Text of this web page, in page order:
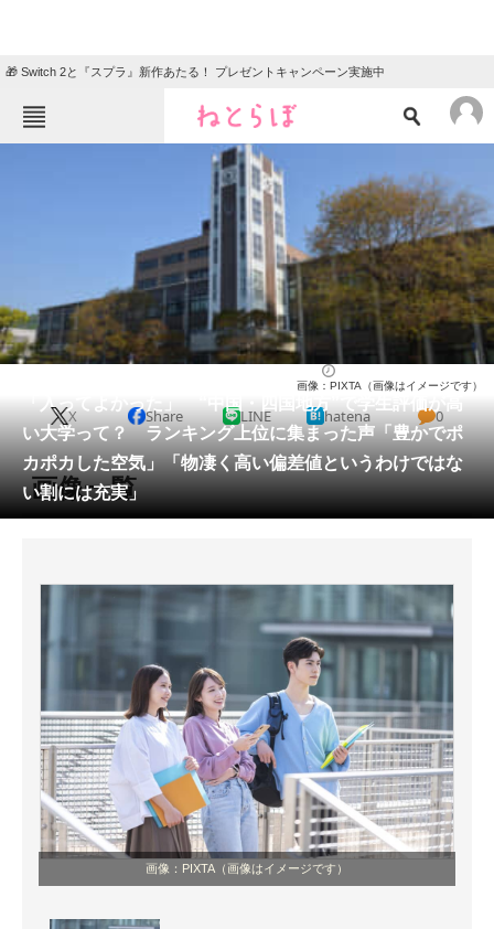
🎁 Switch 2と『スプラ』新作あたる！ プレゼントキャンペーン実施中
ニュース
クイズ
地域
住まい 教育・育児
動物 リサーチ
メディア
注目記事を集めた総合ページ
スマホと通信の最新トレンド
好きが集まる 比べて選べる
ビジネスと働き方のヒント
AI活用のいまが分かる
企業ITのトレンドを詳説
経営リーダーのコミュニティ
マーケ×ITの今がよく分かる
「入ってよかった」 “中国・四国地方”で学生評価が高
い大学って？ ランキング上位に集まった声「豊かでポ
カポカした空気」「物凄く高い偏差値というわけではな
い割には充実」
画像：PIXTA（画像はイメージです）
X Share LINE hatena 0
画像一覧
画像：PIXTA（画像はイメージです）